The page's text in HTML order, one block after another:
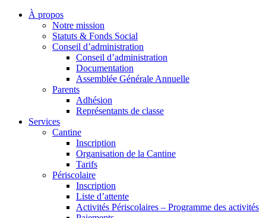
À propos
Notre mission
Statuts & Fonds Social
Conseil d’administration
Conseil d’administration
Documentation
Assemblée Générale Annuelle
Parents
Adhésion
Représentants de classe
Services
Cantine
Inscription
Organisation de la Cantine
Tarifs
Périscolaire
Inscription
Liste d’attente
Activités Périscolaires – Programme des activités